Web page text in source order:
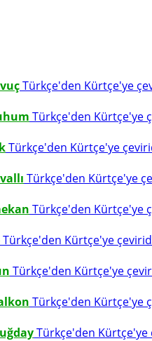
Türkçe'den Kürtçe'ye
Türkçe'den Kürtçe'ye
Türkçe'den Kürtçe'ye
Türkçe'den Kürtçe'ye
Türkçe'den Kürtçe'ye
Türkçe'den Kürtçe'ye
Türkçe'den Kürtçe'ye
Türkçe'den Kürtçe'ye
Türkçe'den Kürtçe'ye